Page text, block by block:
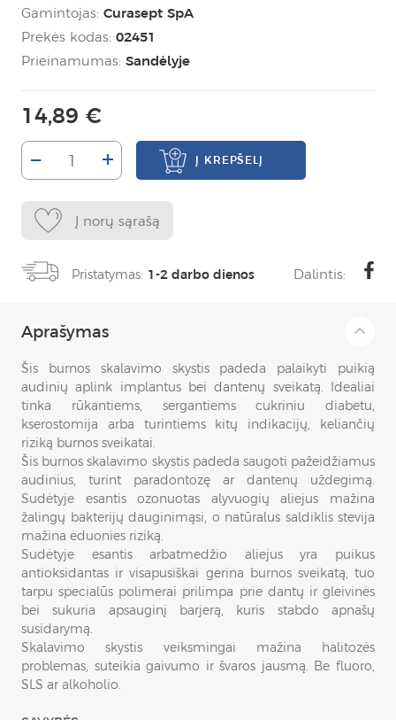
Gamintojas: Curasept SpA
Prekės kodas: 02451
Prieinamumas: Sandėlyje
14,89 €
– + Į KREPŠELĮ
Į norų sąrašą
Pristatymas: 1-2 darbo dienos Dalintis:
Aprašymas
Šis burnos skalavimo skystis padeda palaikyti puikią
audinių aplink implantus bei dantenų sveikatą. Idealiai
tinka rūkantiems, sergantiems cukriniu diabetu,
kserostomija arba turintiems kitų indikacijų, keliančių
riziką burnos sveikatai.
Šis burnos skalavimo skystis padeda saugoti pažeidžiamus
audinius, turint paradontozę ar dantenų uždegimą.
Sudėtyje esantis ozonuotas alyvuogių aliejus mažina
žalingų bakterijų dauginimąsi, o natūralus saldiklis stevija
mažina ėduonies riziką.
Sudėtyje esantis arbatmedžio aliejus yra puikus
antioksidantas ir visapusiškai gerina burnos sveikatą, tuo
tarpu specialūs polimerai prilimpa prie dantų ir gleivinės
bei sukuria apsauginį barjerą, kuris stabdo apnašų
susidarymą.
Skalavimo skystis veiksmingai mažina halitozės
problemas, suteikia gaivumo ir švaros jausmą. Be fluoro,
SLS ar alkoholio.